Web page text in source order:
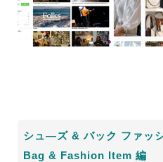
シュ―ズ &バック ファッ
Bag & Fashion Item 編